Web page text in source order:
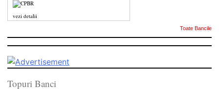
vezi detalii
Toate Bancile
Topuri Banci